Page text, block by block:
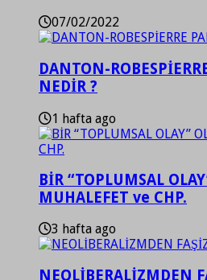
07/02/2022
DANTON-
NEDİR ?
1 hafta ago
BİR “TOPLUMSAL
MUHALEFET ve CHP.
3 hafta ago
NEOLİBERALİZMDEN